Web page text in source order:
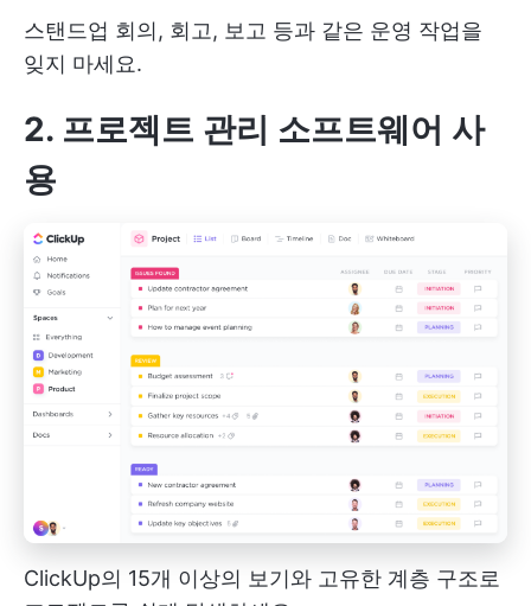
스탠드업 회의, 회고, 보고 등과 같은 운영 작업을
잊지 마세요.
2. 프로젝트 관리 소프트웨어 사
용
ClickUp의 15개 이상의 보기와 고유한 계층 구조로